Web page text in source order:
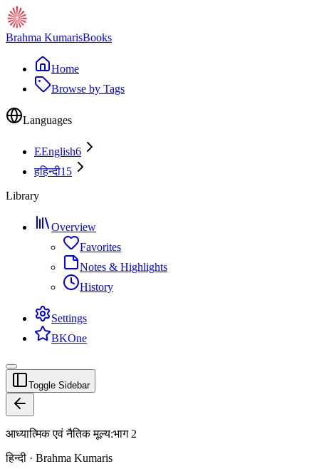
Brahma KumarisBooks
Home
Browse by Tags
Languages
EEnglish6
हहिन्दी15
Library
Overview
Favorites
Notes & Highlights
History
Settings
BKOne
Toggle Sidebar
आध्यात्मिक एवं नैतिक मूल्य:भाग 2
हिन्दी · Brahma Kumaris